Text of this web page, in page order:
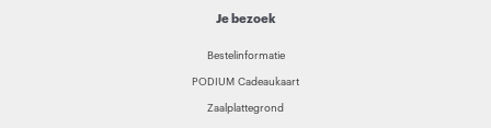
Je bezoek
Bestelinformatie
PODIUM Cadeaukaart
Zaalplattegrond